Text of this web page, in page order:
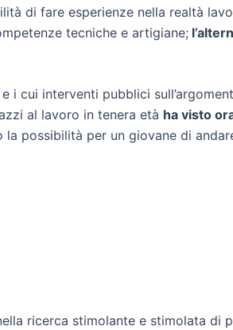
di fare esperienze nella realtà
tecniche e artigiane;
i cui interventi pubblici
al lavoro in tenera età ha visto
possibilità per un giovane di
ricerca stimolante e stimolata di